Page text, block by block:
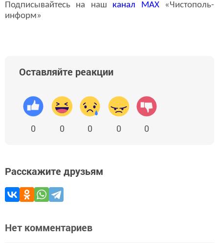
Подписывайтесь на наш канал MAX«Чистополь-
информ»
Оставляйте реакции
0 0 0 0 0
Расскажите друзьям
Нет комментариев